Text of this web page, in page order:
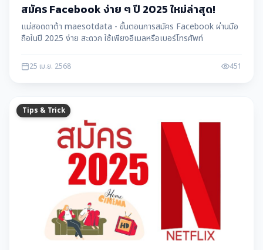
สมัคร Facebook ง่าย ๆ ปี 2025 ใหม่ล่าสุด!
แม่สอดดาต้า maesotdata - ขั้นตอนการสมัคร Facebook ผ่านมือ
ถือในปี 2025 ง่าย สะดวก ใช้เพียงอีเมลหรือเบอร์โทรศัพท์
25 เม.ย. 2568 451
Tips & Trick